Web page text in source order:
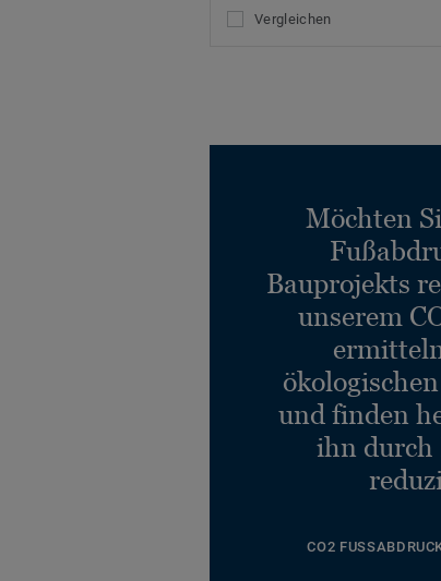
Vergleichen
Möchten
Bauprojekts
unserem
und finden
ihn durch
CO2